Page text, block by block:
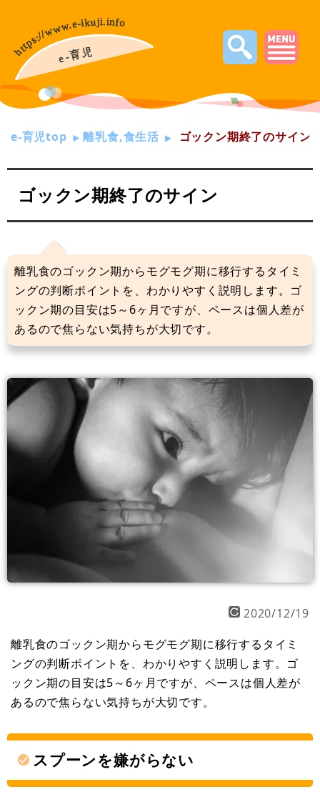
e-育児top 離乳食,食生活 ゴックン期終了のサイン
ゴックン期終了のサイン
離乳食のゴックン期からモグモグ期に移行するタイミ
ングの判断ポイントを、わかりやすく説明します。ゴ
ックン期の目安は5～6ヶ月ですが、ペースは個人差が
あるので焦らない気持ちが大切です。
2020/12/19
離乳食のゴックン期からモグモグ期に移行するタイミ
ングの判断ポイントを、わかりやすく説明します。ゴ
ックン期の目安は5～6ヶ月ですが、ペースは個人差が
あるので焦らない気持ちが大切です。
スプーンを嫌がらない